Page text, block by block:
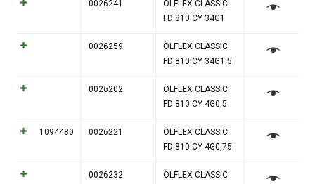
0026241
ÖLFLEX CLASSIC
FD 810 CY 34G1
0026259
ÖLFLEX CLASSIC
FD 810 CY 34G1,5
0026202
ÖLFLEX CLASSIC
FD 810 CY 4G0,5
1094480 0026221
ÖLFLEX CLASSIC
FD 810 CY 4G0,75
0026232
ÖLFLEX CLASSIC